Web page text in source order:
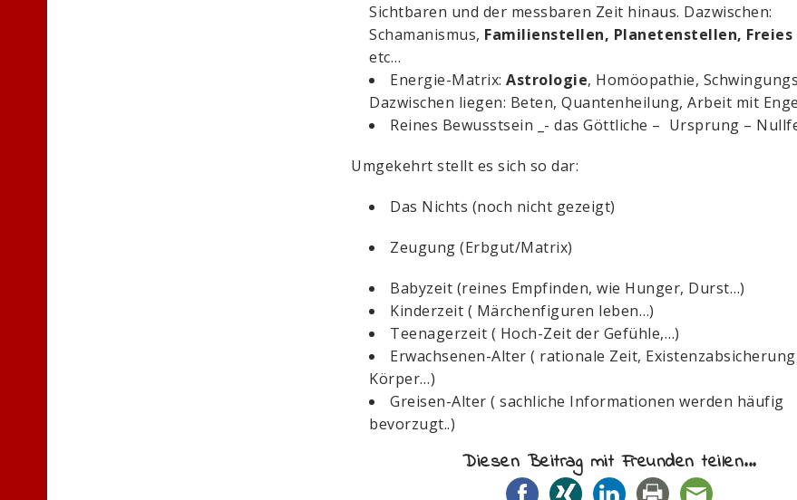
Sichtbaren und der messbaren Zeit hinaus. Dazwischen:
Schamanismus, Familienstellen, Planetenstellen, Freies
etc…
Energie-Matrix: Astrologie, Homöopathie,
Dazwischen liegen: Beten, Quantenheilung, Arbeit mit
Reines Bewusstsein _- das Göttliche – Ursprung –
Umgekehrt stellt es sich so dar:
Das Nichts (noch nicht gezeigt)
Zeugung (Erbgut/Matrix)
Babyzeit (reines Empfinden, wie Hunger, Durst…)
Kinderzeit ( Märchenfiguren leben…)
Teenagerzeit ( Hoch-Zeit der Gefühle,…)
Erwachsenen-Alter ( rationale Zeit,
Körper…)
Greisen-Alter ( sachliche Informationen werden häufig
bevorzugt..)
Diesen Beitrag mit Freunden teilen...